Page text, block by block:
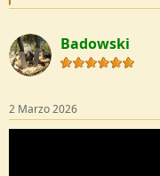
c
t
i
o
s
:
Badowski
2 Marzo 2026